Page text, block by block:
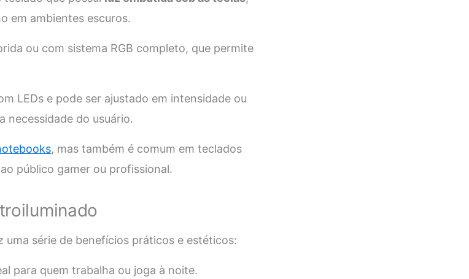
em ambientes escuros.
ou com sistema RGB completo, que permite
LEDs e pode ser ajustado em intensidade ou
necessidade do usuário.
, mas também é comum em teclados
público gamer ou profissional.
uma série de benefícios práticos e estéticos:
para quem trabalha ou joga à noite.